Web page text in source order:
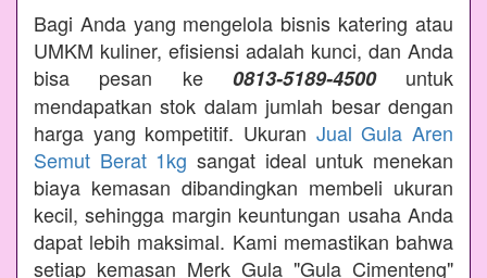
Bagi Anda yang mengelola bisnis katering atau
UMKM kuliner, efisiensi adalah kunci, dan Anda
bisa pesan ke 0813-5189-4500untuk
mendapatkan stok dalam jumlah besar dengan
harga yang kompetitif. Ukuran Jual Gula Aren
Semut Berat 1kg sangat ideal untuk menekan
biaya kemasan dibandingkan membeli ukuran
kecil, sehingga margin keuntungan usaha Anda
dapat lebih maksimal. Kami memastikan bahwa
setiap kemasan Merk Gula "Gula Cimenteng"